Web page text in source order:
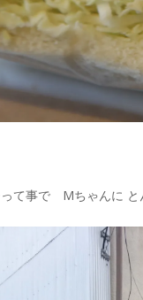
て事で Mちゃんに と